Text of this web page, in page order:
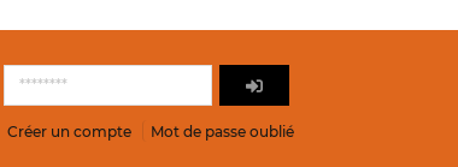
Créer un compte Mot de passe oublié